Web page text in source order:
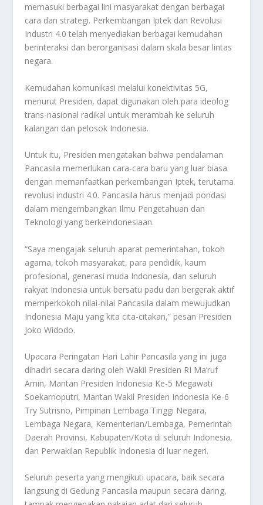
memasuki berbagai lini masyarakat dengan berbagai
cara dan strategi. Perkembangan Iptek dan Revolusi
Industri 4.0 telah menyediakan berbagai kemudahan
berinteraksi dan berorganisasi dalam skala besar lintas
negara.
Kemudahan komunikasi melalui konektivitas 5G,
menurut Presiden, dapat digunakan oleh para ideolog
trans-nasional radikal untuk merambah ke seluruh
kalangan dan pelosok Indonesia.
Untuk itu, Presiden mengatakan bahwa pendalaman
Pancasila memerlukan cara-cara baru yang luar biasa
dengan memanfaatkan perkembangan Iptek, terutama
revolusi industri 4.0. Pancasila harus menjadi pondasi
dalam mengembangkan Ilmu Pengetahuan dan
Teknologi yang berkeindonesiaan.
“Saya mengajak seluruh aparat pemerintahan, tokoh
agama, tokoh masyarakat, para pendidik, kaum
profesional, generasi muda Indonesia, dan seluruh
rakyat Indonesia untuk bersatu padu dan bergerak aktif
memperkokoh nilai-nilai Pancasila dalam mewujudkan
Indonesia Maju yang kita cita-citakan,” pesan Presiden
Joko Widodo.
Upacara Peringatan Hari Lahir Pancasila yang ini juga
dihadiri secara daring oleh Wakil Presiden RI Ma’ruf
Amin, Mantan Presiden Indonesia Ke-5 Megawati
Soekarnoputri, Mantan Wakil Presiden Indonesia Ke-6
Try Sutrisno, Pimpinan Lembaga Tinggi Negara,
Lembaga Negara, Kementerian/Lembaga, Pemerintah
Daerah Provinsi, Kabupaten/Kota di seluruh Indonesia,
dan Perwakilan Republik Indonesia di luar negeri.
Seluruh peserta yang mengikuti upacara, baik secara
langsung di Gedung Pancasila maupun secara daring,